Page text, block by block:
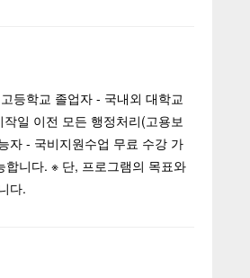
등학교 졸업자 - 국내외 대학교
일 이전 모든 행정처리(고용보
자 - 국비지원수업 무료 수강 가
니다. ※ 단, 프로그램의 목표와
다.